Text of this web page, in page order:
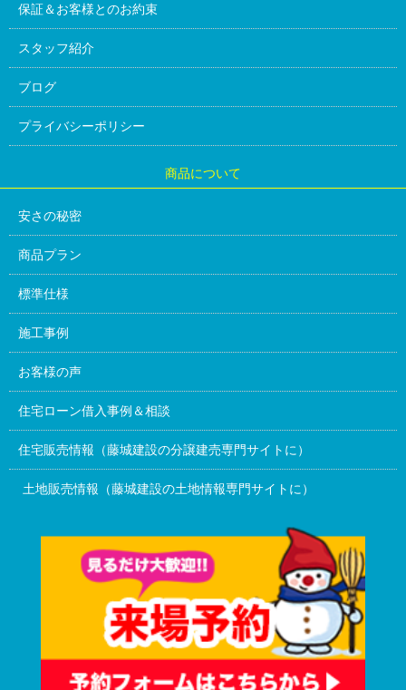
保証＆お客様とのお約束
スタッフ紹介
ブログ
プライバシーポリシー
商品について
安さの秘密
商品プラン
標準仕様
施工事例
お客様の声
住宅ローン借入事例＆相談
住宅販売情報（藤城建設の分譲建売専門サイトに）
土地販売情報（藤城建設の土地情報専門サイトに）